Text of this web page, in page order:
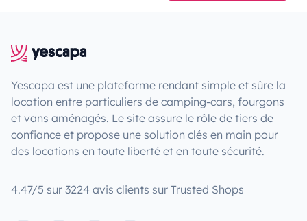
Yescapa est une plateforme rendant simple et sûre la
location entre particuliers de camping-cars, fourgons
et vans aménagés. Le site assure le rôle de tiers de
confiance et propose une solution clés en main pour
des locations en toute liberté et en toute sécurité.
4.47/5 sur 3224 avis clients sur Trusted Shops